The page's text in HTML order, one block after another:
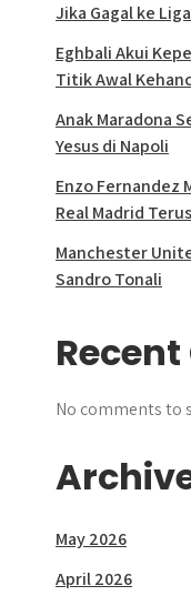
Jika Gagal ke
Eghbali Akui
Titik Awal
Anak Maradona
Yesus di Napoli
Enzo Fernandez
Real Madrid
Manchester
Sandro Tonali
No comments to
May 2026
April 2026